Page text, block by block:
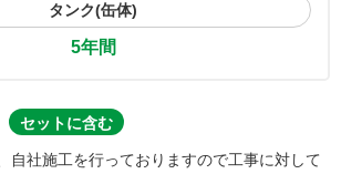
タンク(缶体)
5年間
セットに含む
自社施工を行っておりますので工事に対して